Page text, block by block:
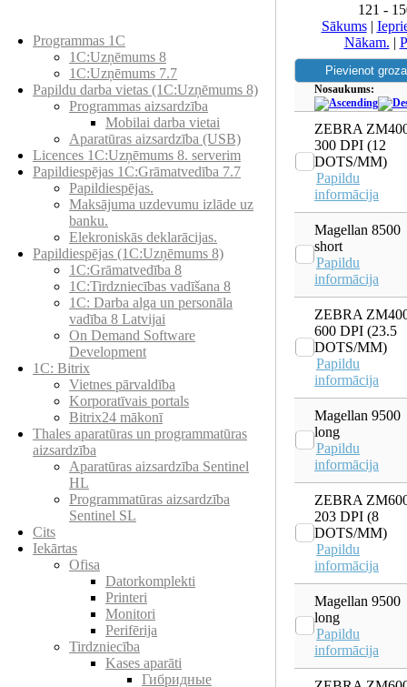
Programmas 1C
1C:Uzņēmums 8
1C:Uzņēmums 7.7
Papildu darba vietas (1C:Uzņēmums 8)
Programmas aizsardzība
Mobilai darba vietai
Aparatūras aizsardzība (USB)
Licences 1C:Uzņēmums 8. serverim
Papildiespējas 1C:Grāmatvedība 7.7
Papildiespējas.
Maksājuma uzdevumu izlāde uz
banku.
Elekroniskās deklarācijas.
Papildiespējas (1C:Uzņēmums 8)
1C:Grāmatvedība 8
1C:Tirdzniecības vadīšana 8
1С: Darba alga un personāla
vadība 8 Latvijai
On Demand Software
Development
1C: Bitrix
Vietnes pārvaldība
Korporatīvais portals
Bitrix24 mākonī
Thales aparatūras un programmatūras
aizsardzība
Aparatūras aizsardzība Sentinel
HL
Programmatūras aizsardzība
Sentinel SL
Cits
Iekārtas
Ofisa
Datorkomplekti
Printeri
Monitori
Perifērija
Tirdzniecība
Kases aparāti
Гибридные
121 -
Sākums|
Nākam. |
Nosaukums:
ZEBRA
300 DPI (12
DOTS/MM)
Papildu
informācija
Magellan 8500
short
Papildu
informācija
ZEBRA
600 DPI (23.5
DOTS/MM)
Papildu
informācija
Magellan 9500
long
Papildu
informācija
ZEBRA
203 DPI (8
DOTS/MM)
Papildu
informācija
Magellan 9500
long
Papildu
informācija